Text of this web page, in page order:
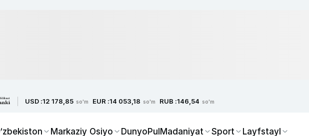
USD :12 178,85 so'm EUR :14 053,18 so'm RUB :146,54 so'm
Markaziy Osiyo DunyoPulMadaniyat Sport Layfstayl